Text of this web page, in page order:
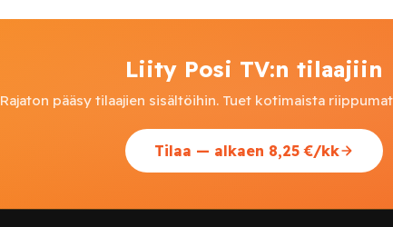
Liity Posi TV:n tilaajiin
Rajaton pääsy tilaajien sisältöihin. Tuet kotimaista
Tilaa — alkaen 8,25 €/kk